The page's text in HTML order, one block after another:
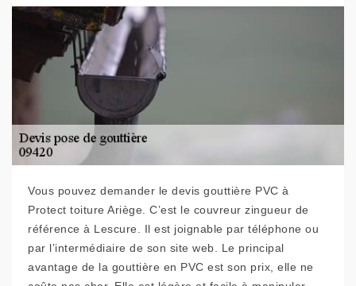
Vous pouvez demander le devis gouttière PVC à
Protect toiture Ariège. C’est le couvreur zingueur de
référence à Lescure. Il est joignable par téléphone ou
par l’intermédiaire de son site web. Le principal
avantage de la gouttière en PVC est son prix, elle ne